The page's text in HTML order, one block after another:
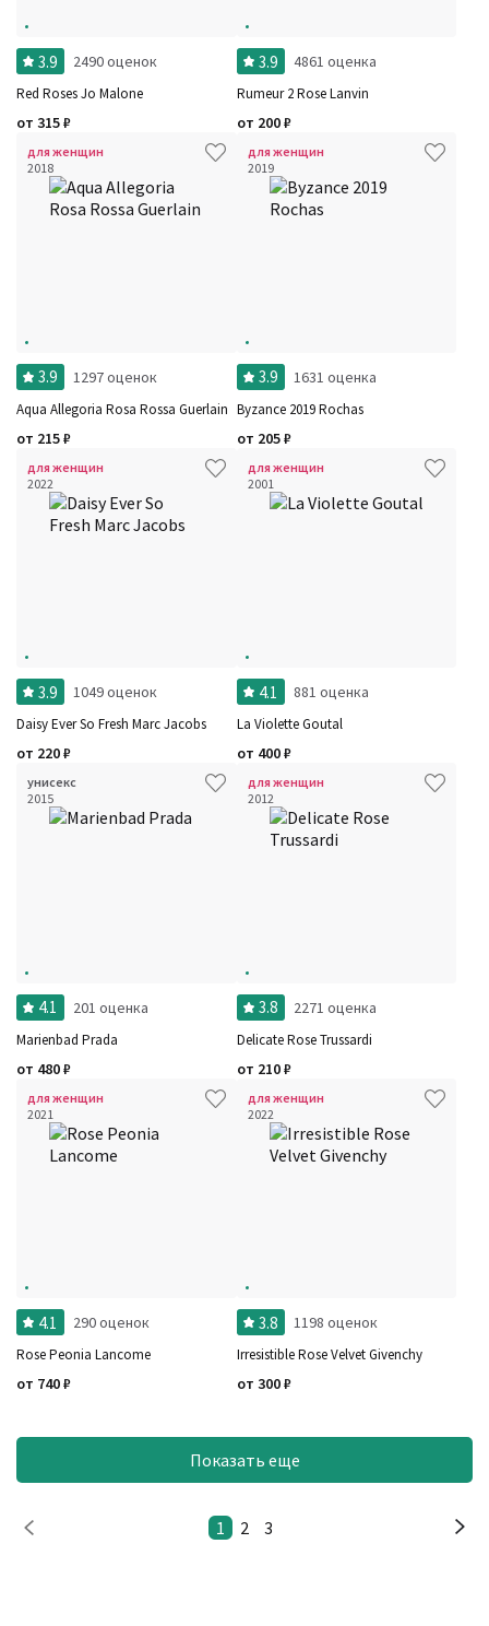
3.9 2490 оценок
Red Roses Jo Malone
от 315₽
3.9 4861 оценка
Rumeur 2 Rose Lanvin
от 200₽
для женщин
2018
3.9 1297 оценок
Aqua Allegoria Rosa Rossa Guerlain
от 215₽
для женщин
2019
3.9 1631 оценка
Byzance 2019 Rochas
от 205₽
для женщин
2022
3.9 1049 оценок
Daisy Ever So Fresh Marc Jacobs
от 220₽
для женщин
2001
4.1 881 оценка
La Violette Goutal
от 400₽
унисекс
2015
4.1 201 оценка
Marienbad Prada
от 480₽
для женщин
2012
3.8 2271 оценка
Delicate Rose Trussardi
от 210₽
для женщин
2021
4.1 290 оценок
Rose Peonia Lancome
от 740₽
для женщин
2022
3.8 1198 оценок
Irresistible Rose Velvet Givenchy
от 300₽
Показать еще
1 2 3